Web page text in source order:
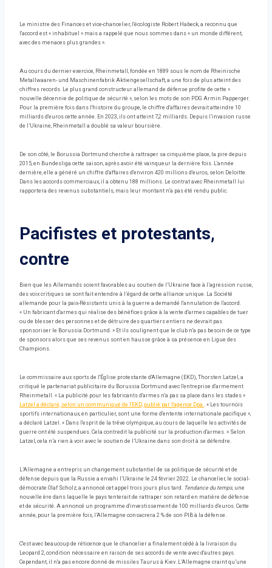
Le ministre des Finances et vice-chancelier, l'écologiste Robert Habeck, a reconnu que
l'accord est « inhabituel » mais a rappelé que nous sommes dans « un monde différent,
avec des menaces plus grandes ».
Au cours du dernier exercice, Rheinmetall, fondée en 1889 sous le nom de Rheinische
Metallwaaren- und Maschinenfabrik Aktiengesellschaft, a une fois de plus atteint des
chiffres records. Le plus grand constructeur allemand de défense profite de cette «
nouvelle décennie de politique de sécurité », selon les mots de son PDG Armin Papperger.
Pour la première fois dans l'histoire du groupe, le chiffre d'affaires devrait atteindre 10
milliards d'euros cette année. En 2023, ils ont atteint 7,2 milliards. Depuis l’invasion russe
de l’Ukraine, Rheinmetall a doublé sa valeur boursière.
De son côté, le Borussia Dortmund cherche à rattraper sa cinquième place, la pire depuis
2015, en Bundesliga cette saison, après avoir été vainqueur la dernière fois. L'année
dernière, elle a généré un chiffre d'affaires d'environ 420 millions d'euros, selon Deloitte.
Dans les accords commerciaux, il a obtenu 188 millions. Le contrat avec Rheinmetall lui
rapportera des revenus substantiels, mais leur montant n'a pas été rendu public.
Pacifistes et protestants,
contre
Bien que les Allemands soient favorables au soutien de l’Ukraine face à l’agression russe,
des voix critiques se sont fait entendre à l’égard de cette alliance unique. La Société
allemande pour la paix-Résistants unis à la guerre a demandé l'annulation de l'accord.
« Un fabricant d'armes qui réalise des bénéfices grâce à la vente d'armes capables de tuer
ou de blesser des personnes et de détruire des quartiers entiers ne devrait pas
sponsoriser le Borussia Dortmund. » Et ils soulignent que le club n'a pas besoin de ce type
de sponsors alors que ses revenus sont en hausse grâce à sa présence en Ligue des
Champions.
Le commissaire aux sports de l'Église protestante d'Allemagne (EKD), Thorsten Latzel, a
critiqué le partenariat publicitaire du Borussia Dortmund avec l'entreprise d'armement
Rheinmetall. « La publicité pour les fabricants d'armes n'a pas sa place dans les stades »
Latzel a déclaré, selon un communiqué de l'EKD, publié par l'agence Dpa.. « Les tournois
sportifs internationaux, en particulier, sont une forme d'entente internationale pacifique »,
a déclaré Latzel. « Dans l'esprit de la trêve olympique, au cours de laquelle les activités de
guerre ont été suspendues. Cela contredit la publicité sur la production d'armes. » Selon
Latzel, cela n’a rien à voir avec le soutien de l’Ukraine dans son droit à se défendre.
L’Allemagne a entrepris un changement substantiel de sa politique de sécurité et de
défense depuis que la Russie a envahi l’Ukraine le 24 février 2022. Le chancelier, le social-
démocrate Olaf Scholz, a annoncé cet appel trois jours plus tard. Tendance du temps, une
nouvelle ère dans laquelle le pays tenterait de rattraper son retard en matière de défense
et de sécurité. A annoncé un programme d'investissement de 100 milliards d'euros. Cette
année, pour la première fois, l’Allemagne consacrera 2 % de son PIB à la défense.
C'est avec beaucoup de réticence que le chancelier a finalement cédé à la livraison du
Leopard 2, condition nécessaire en raison de ses accords de vente avec d'autres pays.
Cependant, il n'a pas encore donné de missiles Taurus à Kiev. L’Allemagne craint qu’une